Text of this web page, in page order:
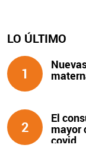
LO ÚLTIMO
1
2
El
mayor
covid